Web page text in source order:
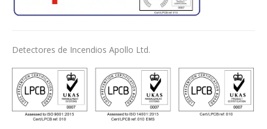
Detectores de Incendios Apollo Ltd.